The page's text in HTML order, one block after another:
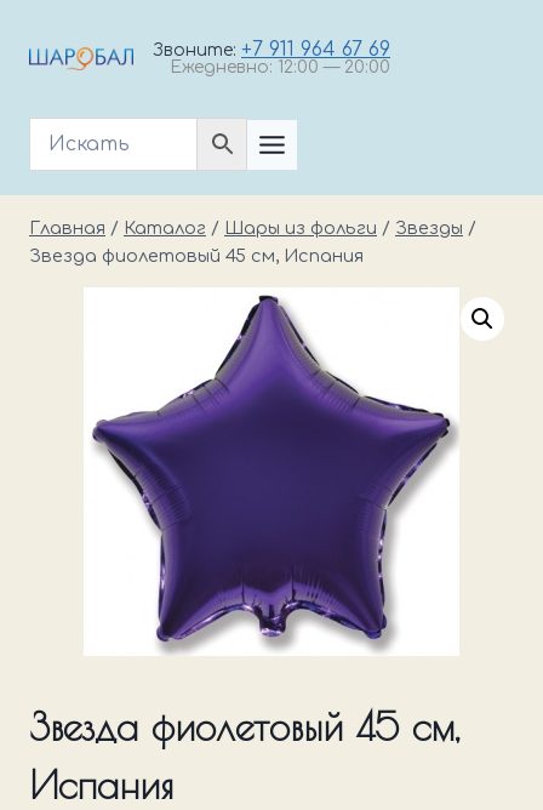
Звоните: +7 911 964 67 69
Ежедневно: 12:00 — 20:00
Главная / Каталог / Шары из фольги / Звезды /
Звезда фиолетовый 45 см, Испания
Звезда фиолетовый 45 см,
Испания